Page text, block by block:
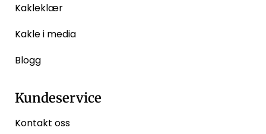
Kakleklær
Kakle i media
Blogg
Kundeservice
Kontakt oss